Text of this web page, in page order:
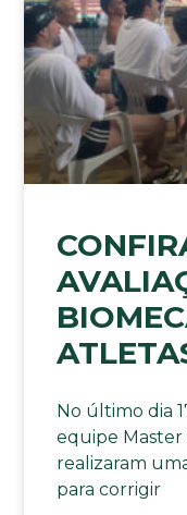
No último dia
equipe
realizaram
para corrigir